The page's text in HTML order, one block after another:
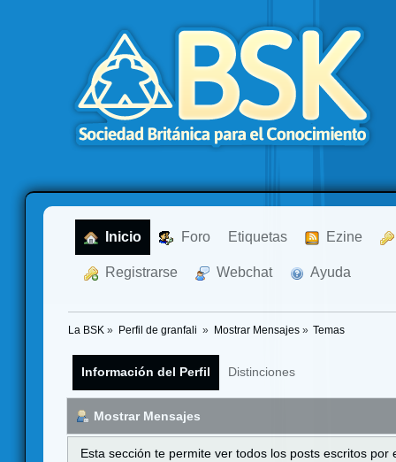
Inicio Foro Etiquetas Ezine
Registrarse Webchat Ayuda
La BSK » Perfil de granfali » Mostrar Mensajes» Temas
Información del Perfil Distinciones
Mostrar Mensajes
Esta sección te permite ver todos los posts escritos